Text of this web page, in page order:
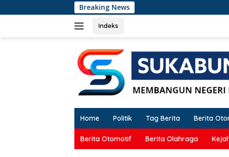
ke
Breaking News
Indeks
Home Politik Tag Berita Berita
Berita Otomotif Berita Olahraga